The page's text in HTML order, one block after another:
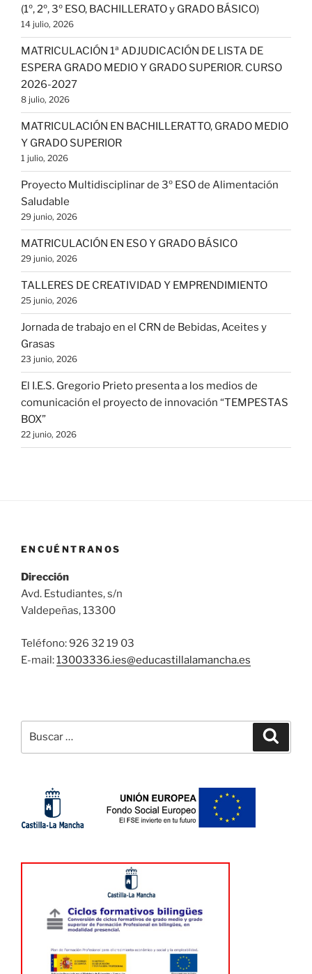
(1º, 2º, 3º ESO, BACHILLERATO y GRADO BÁSICO)
14 julio, 2026
MATRICULACIÓN 1ª ADJUDICACIÓN DE LISTA DE
ESPERA GRADO MEDIO Y GRADO SUPERIOR. CURSO
2026-2027
8 julio, 2026
MATRICULACIÓN EN BACHILLERATTO, GRADO MEDIO
Y GRADO SUPERIOR
1 julio, 2026
Proyecto Multidisciplinar de 3º ESO de Alimentación
Saludable
29 junio, 2026
MATRICULACIÓN EN ESO Y GRADO BÁSICO
29 junio, 2026
TALLERES DE CREATIVIDAD Y EMPRENDIMIENTO
25 junio, 2026
Jornada de trabajo en el CRN de Bebidas, Aceites y
Grasas
23 junio, 2026
El I.E.S. Gregorio Prieto presenta a los medios de
comunicación el proyecto de innovación “TEMPESTAS
BOX”
22 junio, 2026
ENCUÉNTRANOS
Dirección
Avd. Estudiantes, s/n
Valdepeñas, 13300
Teléfono: 926 32 19 03
E-mail:13003336.ies@educastillalamancha.es
por: